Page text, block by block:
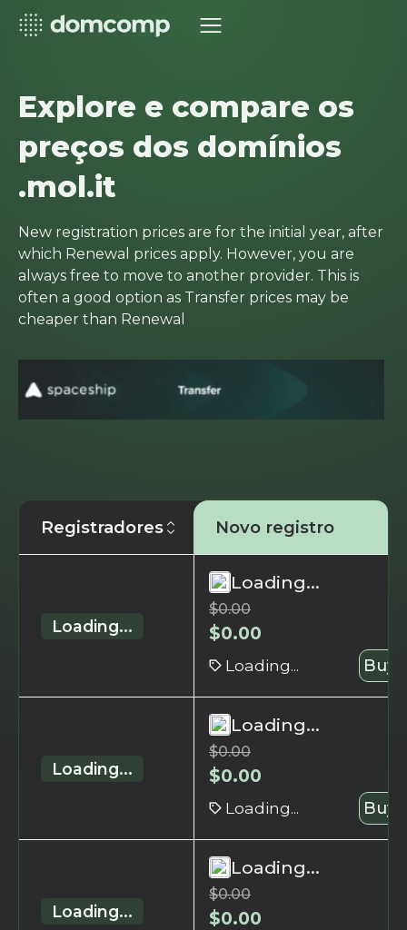
Explore e compare os
preços dos domínios
.mol.it
New registration prices are for the initial year, after
which Renewal prices apply. However, you are
always free to move to another provider. This is
often a good option as Transfer prices may be
cheaper than Renewal
Registradores Novo registro
Loading...
Loading...
$0.00
$0.00
Loading... Buy
Loading...
Loading...
$0.00
$0.00
Loading... Buy
Loading...
Loading...
$0.00
$0.00